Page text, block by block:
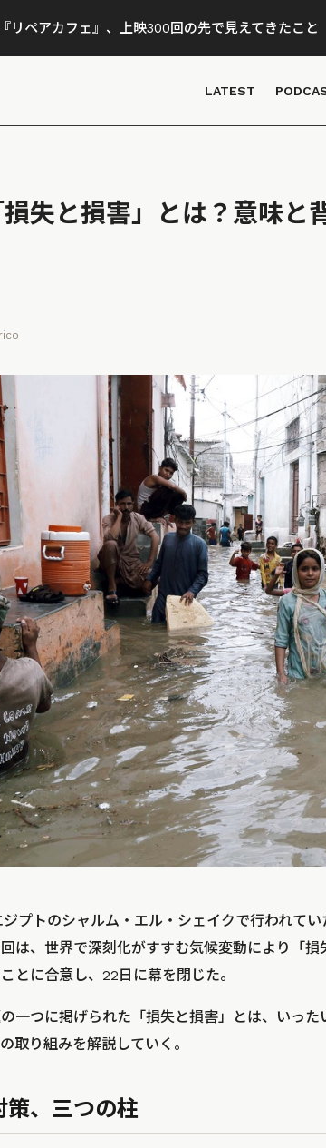
リペアカフェ』、上映300回の先で見えてきたこと
LATEST
損失と損害」とは？意味と
ジプトのシャルム・エル・シェイク​​で行われて
は、世界で深刻化がすすむ気候変動により「
とに合意し、22日に幕を閉じた。
一つに掲げられた「損失と損害」とは、いっ
取り組みを解説していく。
策、三つの柱